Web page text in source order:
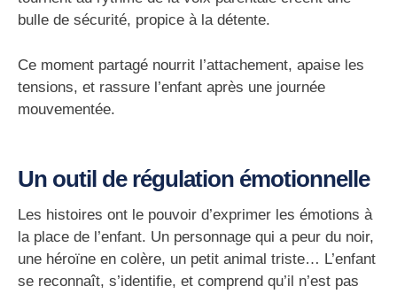
bulle de sécurité, propice à la détente.
Ce moment partagé nourrit l’attachement, apaise les
tensions, et rassure l’enfant après une journée
mouvementée.
Un outil de régulation émotionnelle
Les histoires ont le pouvoir d’exprimer les émotions à
la place de l’enfant. Un personnage qui a peur du noir,
une héroïne en colère, un petit animal triste… L’enfant
se reconnaît, s’identifie, et comprend qu’il n’est pas